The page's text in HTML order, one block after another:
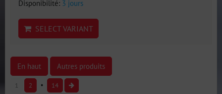
Disponibilité: 3 jours
SELECT VARIANT
En haut Autres produits
1 2 14